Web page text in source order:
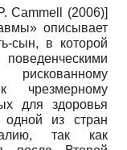
Cammell (2006)]
описывает
сын, в которой
для здоровья
из стран
так как